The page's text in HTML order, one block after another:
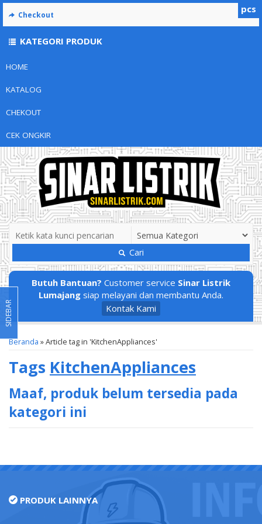
HOME
KATALOG
CHEKOUT
CEK ONGKIR
Cari
Butuh Bantuan? Customer service Sinar Listrik
Lumajang siap melayani dan membantu Anda.
Kontak Kami
Beranda »Article tag in 'KitchenAppliances'
Tags KitchenAppliances
Maaf, produk belum tersedia pada
kategori ini
pcs
Checkout
KATEGORI PRODUK
SIDEBAR
PRODUK LAINNYA